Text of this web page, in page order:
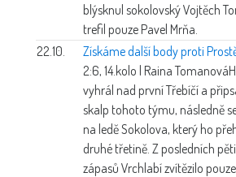
blýsknul sokolovský Vojtěch
trefil pouze Pavel Mrňa.
22.10.
Získáme další body proti
2:6, 14.kolo | Raina Tomanová
vyhrál nad první Třebíčí a
skalp tohoto týmu, následně
na ledě Sokolova, který ho
druhé třetině. Z posledních
zápasů Vrchlabí zvítězilo